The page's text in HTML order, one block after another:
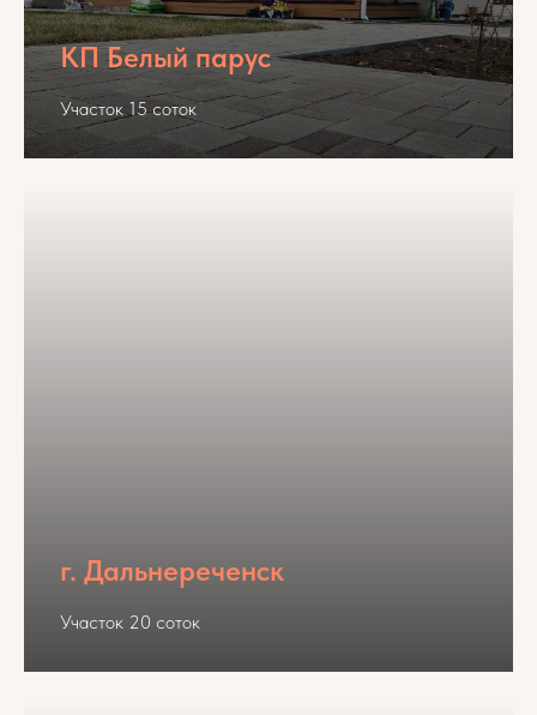
КП Белый парус
Участок 15 соток
г. Дальнереченск
Участок 20 соток